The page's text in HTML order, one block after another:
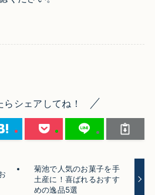
らシェアしてね！
菊池で人気のお菓子を手
土産に！喜ばれるおすす
めの逸品5選